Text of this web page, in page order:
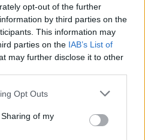
opt-out of the further
by third parties on the
This information may
parties on the IAB’s List of
may further disclose it to other
Opt Outs
of my
ale przede wszystkim o
i odpoczynek offline.
nasz portal. Jesteśmy